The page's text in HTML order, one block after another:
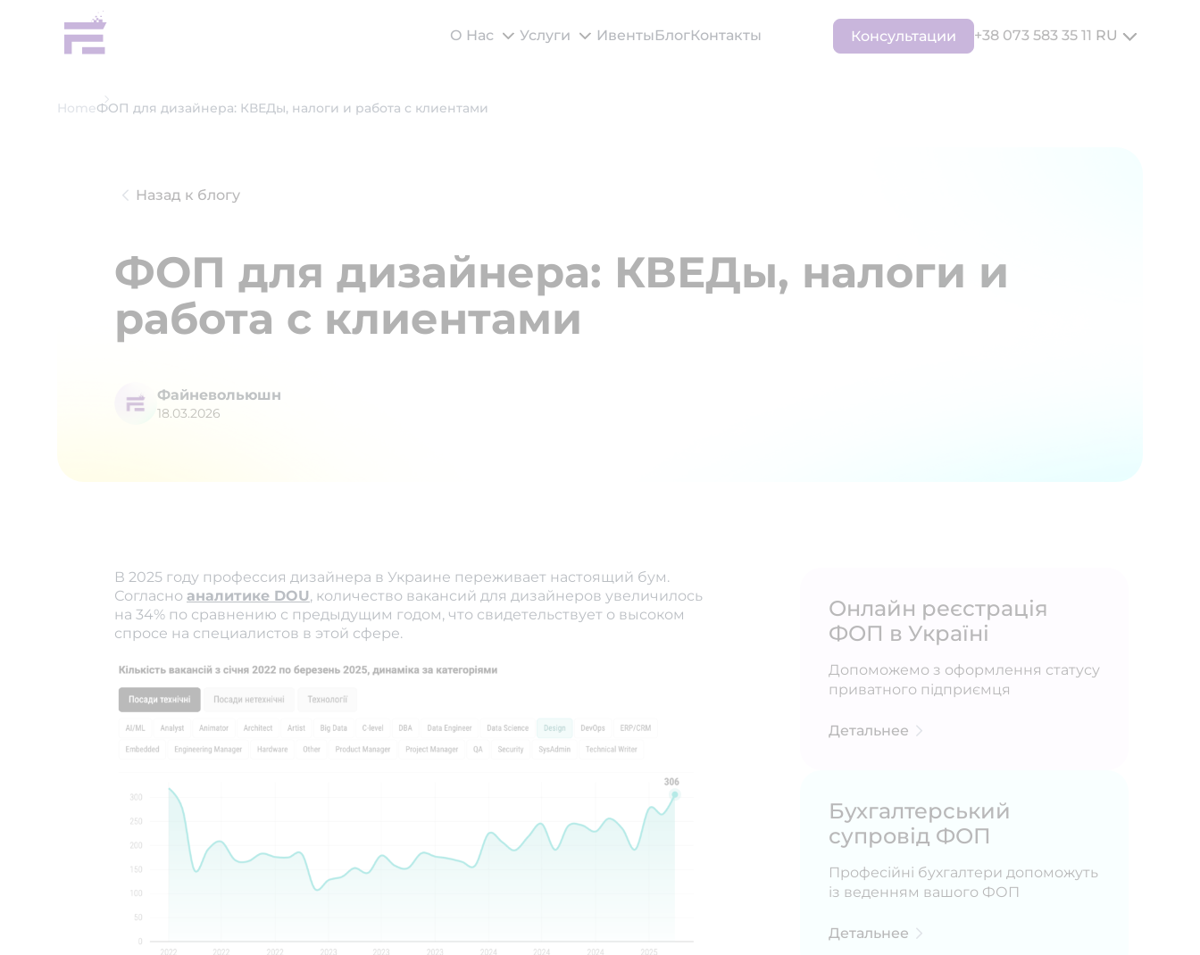
О Нас Услуги ИвентыБлогКонтакты Консультации +38 073 583 35 11 RU
HomeФОП для дизайнера: КВЕДы, налоги и работа с клиентами
Назад к блогу
ФОП для дизайнера: КВЕДы, налоги и
работа с клиентами
Файневольюшн
18.03.2026
Онлайн реєстрація
ФОП в Україні
Допоможемо з оформлення статусу
приватного підприємця
Детальнее
Бухгалтерський
супровід ФОП
Професійні бухгалтери допоможуть
із веденням вашого ФОП
Детальнее
В 2025 году профессия дизайнера в Украине переживает настоящий бум.
Согласно аналитике DOU, количество вакансий для дизайнеров увеличилось
на 34% по сравнению с предыдущим годом, что свидетельствует о высоком
спросе на специалистов в этой сфере.